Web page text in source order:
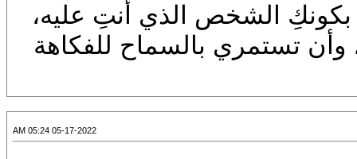
الشخص الذي أنتِ عليه،
وأن تستمري بالسماح للفكاهة
05-17-2022 05:24 AM